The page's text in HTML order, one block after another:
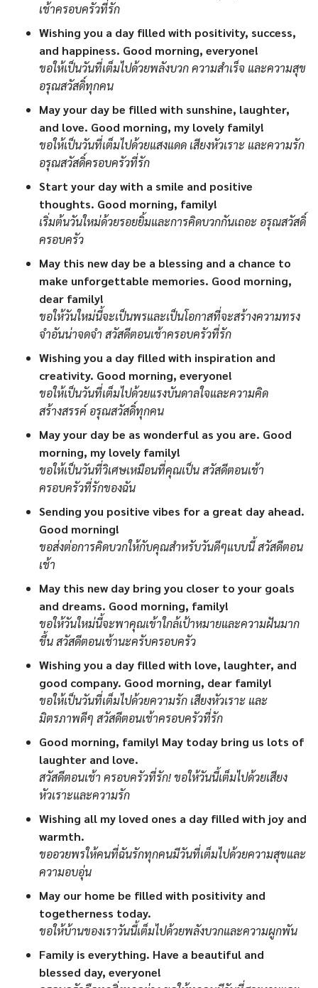
เช้าครอบครัวที่รัก
Wishing you a day filled with positivity, success,
and happiness. Good morning, everyone!
ขอให้เป็นวันที่เต็มไปด้วยพลังบวก ความสำเร็จ และความสุข
อรุณสวัสดิ์ทุกคน
May your day be filled with sunshine, laughter,
and love. Good morning, my lovely family!
ขอให้เป็นวันที่เต็มไปด้วยแสงแดด เสียงหัวเราะ และความรัก
อรุณสวัสดิ์ครอบครัวที่รัก
Start your day with a smile and positive
thoughts. Good morning, family!
เริ่มต้นวันใหม่ด้วยรอยยิ้มและการคิดบวกกันเถอะ อรุณสวัสดิ์
ครอบครัว
May this new day be a blessing and a chance to
make unforgettable memories. Good morning,
dear family!
ขอให้วันใหม่นี้จะเป็นพรและเป็นโอกาสที่จะสร้างความทรง
จำอันน่าจดจำ สวัสดีตอนเช้าครอบครัวที่รัก
Wishing you a day filled with inspiration and
creativity. Good morning, everyone!
ขอให้เป็นวันที่เต็มไปด้วยแรงบันดาลใจและความคิด
สร้างสรรค์ อรุณสวัสดิ์ทุกคน
May your day be as wonderful as you are. Good
morning, my lovely family!
ขอให้เป็นวันที่วิเศษเหมือนที่คุณเป็น สวัสดีตอนเช้า
ครอบครัวที่รักของฉัน
Sending you positive vibes for a great day ahead.
Good morning!
ขอส่งต่อการคิดบวกให้กับคุณสำหรับวันดีๆแบบนี้ สวัสดีตอน
เช้า
May this new day bring you closer to your goals
and dreams. Good morning, family!
ขอให้วันใหม่นี้จะพาคุณเข้าใกล้เป้าหมายและความฝันมาก
ขึ้น สวัสดีตอนเช้านะครับครอบครัว
Wishing you a day filled with love, laughter, and
good company. Good morning, dear family!
ขอให้เป็นวันที่เต็มไปด้วยความรัก เสียงหัวเราะ และ
มิตรภาพดีๆ สวัสดีตอนเช้าครอบครัวที่รัก
Good morning, family! May today bring us lots of
laughter and love.
สวัสดีตอนเช้า ครอบครัวที่รัก! ขอให้วันนี้เต็มไปด้วยเสียง
หัวเราะและความรัก
Wishing all my loved ones a day filled with joy and
warmth.
ขออวยพรให้คนที่ฉันรักทุกคนมีวันที่เต็มไปด้วยความสุขและ
ความอบอุ่น
May our home be filled with positivity and
togetherness today.
ขอให้บ้านของเราวันนี้เต็มไปด้วยพลังบวกและความผูกพัน
Family is everything. Have a beautiful and
blessed day, everyone!